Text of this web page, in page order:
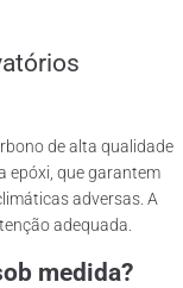
de alta qualidade
epóxi, que garantem
adversas. A
adequada.
medida?